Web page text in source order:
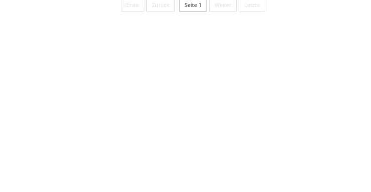
Erste Zurück Seite 1 Weiter Letzte